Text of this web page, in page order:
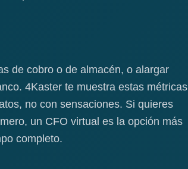
de cobro o de almacén, o alargar
4Kaster te muestra estas métricas
no con sensaciones. Si quieres
un CFO virtual es la opción más
completo.